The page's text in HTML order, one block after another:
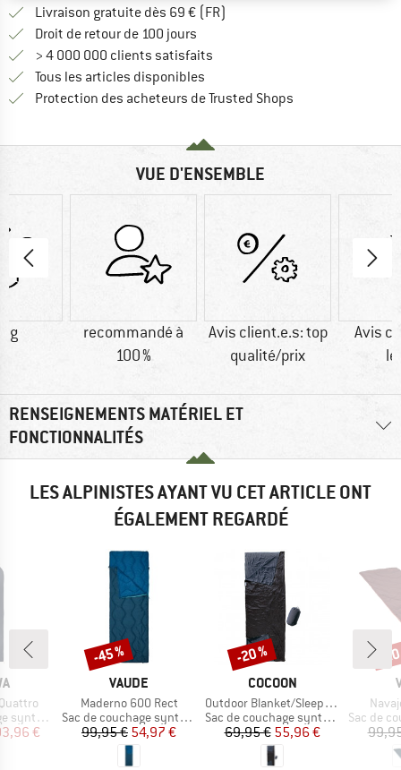
Livraison gratuite dès 69 € (FR)
Droit de retour de 100 jours
> 4 000 000 clients satisfaits
Tous les articles disponibles
Protection des acheteurs de Trusted Shops
VUE D'ENSEMBLE
g
recommandé à
100 %
Avis client.e.s: top
qualité/prix
Avis
RENSEIGNEMENTS MATÉRIEL ET
FONCTIONNALITÉS
LES ALPINISTES AYANT VU CET ARTICLE ONT
ÉGALEMENT REGARDÉ
réduit
€
MARQUE
VAUDE
Article
Maderno 600 Rect
Product group
Sac de couchage synthétique
Prix
99,95 €Prix réduit
54,97 €
Remise
-45 %
MARQUE
COCOON
Article
Outdoor Blanket/Sleepingbag
Product group
Sac de couchage synthétique
Prix
69,95 €Prix réduit
55,96 €
Remise
-20 %
Article
Product
Sac de
-